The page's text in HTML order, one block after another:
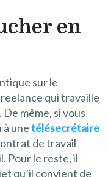
en
sur le
qui travaille
même, si vous
à unetélésecrétaire
de travail
Pour le reste, il
qu’il convient de